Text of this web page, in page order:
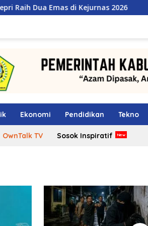
2026 Kepala BGN
Ekonomi Pendidikan Tekno
OwnTalk TV Sosok Inspiratif